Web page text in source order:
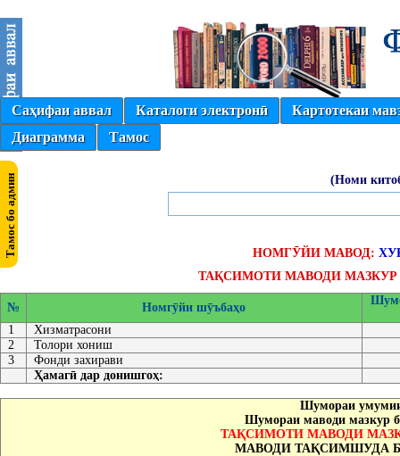
Саҳифаи аввал Каталоги электронӣ
Картотекаи
Диаграмма
Тамос
(Номи
НОМГӮЙИ МАВОД:
ТАҚСИМОТИ МАВОДИ
№ Номгӯйи шӯъбаҳо
1
Хизматрасони
2
Толори хониш
3
Фонди захирави
Ҳамагӣ дар донишгоҳ:
Шумораи
Шумораи маводи мазкур
ТАҚСИМОТИ МАВОДИ
МАВОДИ ТАҚСИМШУДА